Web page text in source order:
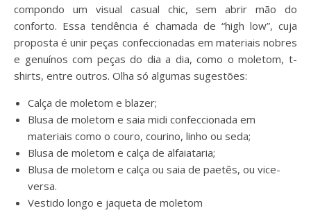
compondo um visual casual chic, sem abrir mão do
conforto. Essa tendência é chamada de “high low”, cuja
proposta é unir peças confeccionadas em materiais nobres
e genuínos com peças do dia a dia, como o moletom, t-
shirts, entre outros. Olha só algumas sugestões:
Calça de moletom e blazer;
Blusa de moletom e saia midi confeccionada em
materiais como o couro, courino, linho ou seda;
Blusa de moletom e calça de alfaiataria;
Blusa de moletom e calça ou saia de paetês, ou vice-
versa.
Vestido longo e jaqueta de moletom